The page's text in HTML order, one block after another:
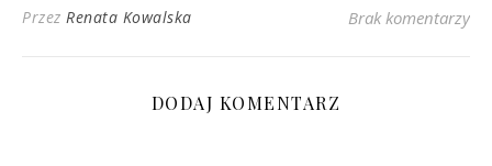
Przez Renata Kowalska Brak komentarzy
DODAJ KOMENTARZ